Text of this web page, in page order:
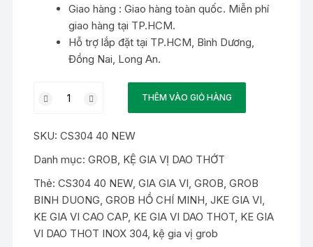
Giao hàng : Giao hàng toàn quốc. Miễn phí
giao hàng tại TP.HCM.
Hỗ trợ lắp đặt tại TP.HCM, Bình Dương,
Đồng Nai, Long An.
gia
dao
thớt
304
Grob
CS304
40
THÊM VÀO GIỎ HÀNG
SKU:CS304 40 NEW
Danh mục:GROB, KỆ GIA VỊ DAO THỚT
Thẻ:CS304 40 NEW,GIA GIA VI,GROB,GROB
BINH DUONG,GROB HỒ CHÍ MINH,JKE GIA VI,
KE GIA VI CAO CAP, KE GIA VI DAO THOT, KE GIA
VI DAO THOT INOX 304,kệ gia vị grob